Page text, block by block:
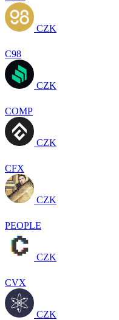
CZK
C98
CZK
COMP
CZK
CFX
CZK
PEOPLE
CZK
CVX
CZK